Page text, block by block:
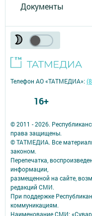
Документы
© 2011 - 2026.
права защищены.
© ТАТМЕДИА. Все
законом.
Перепечатка,
информации,
размещенной на сайте,
редакций СМИ.
При поддержке
коммуникациям.
Наименование СМИ:
Телефон АО «ТАТМЕДИА»:
16+